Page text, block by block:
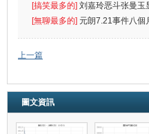
[搞笑最多的] 刘嘉玲恶斗张曼玉
遮
[無聊最多的] 元朗7.21事件八個
催
上一篇
圖文資訊